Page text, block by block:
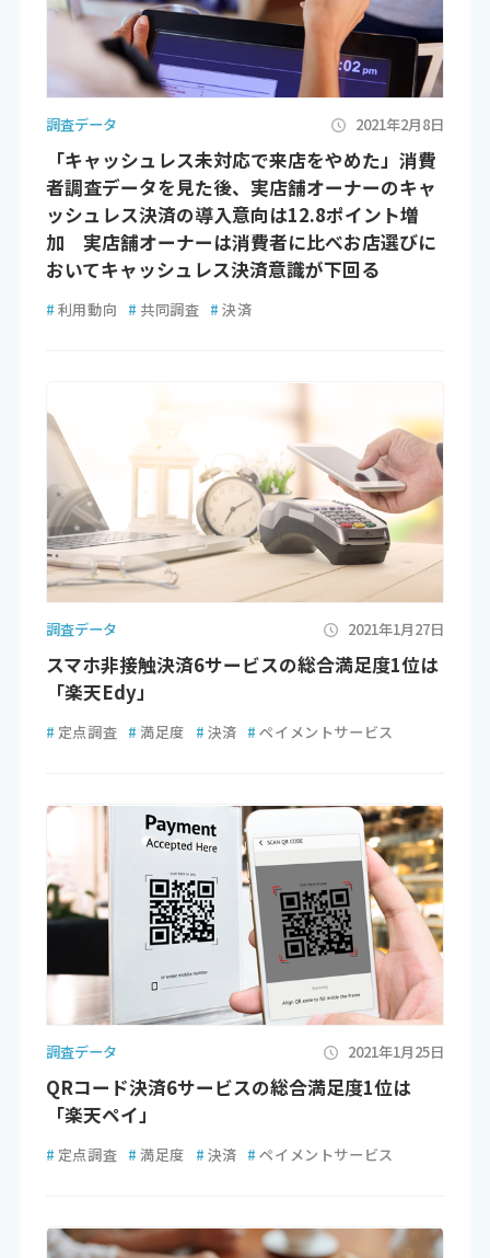
調査データ 2021年2月8日
「キャッシュレス未対応で来店をやめた」消費
者調査データを見た後、実店舗オーナーのキャ
ッシュレス決済の導入意向は12.8ポイント増
加 実店舗オーナーは消費者に比べお店選びに
おいてキャッシュレス決済意識が下回る
# 利用動向 # 共同調査 # 決済
調査データ 2021年1月27日
スマホ非接触決済6サービスの総合満足度1位は
「楽天Edy」
# 定点調査 # 満足度 # 決済 # ペイメントサービス
調査データ 2021年1月25日
QRコード決済6サービスの総合満足度1位は
「楽天ペイ」
# 定点調査 # 満足度 # 決済 # ペイメントサービス